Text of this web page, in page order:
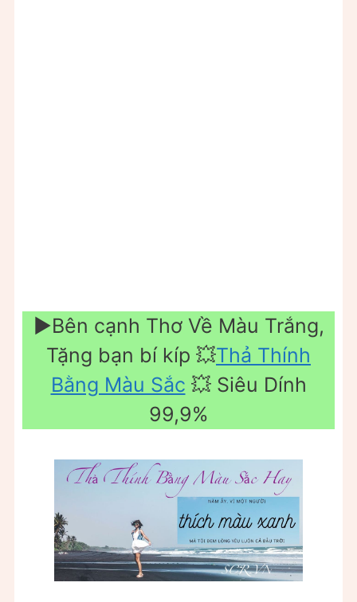
▶️Bên cạnh Thơ Về Màu Trắng,
Tặng bạn bí kíp 💥Thả Thính
Bằng Màu Sắc 💥 Siêu Dính
99,9%